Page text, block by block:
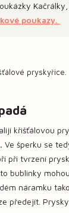
poukazy.
křišťálovou
Ve šperku se
při tvrzení
bublinky
náramku
předejít.